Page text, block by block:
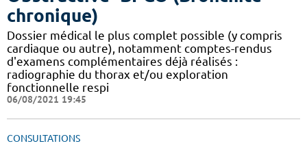
chronique)
Dossier médical le plus complet possible (y compris
cardiaque ou autre), notamment comptes-rendus
d'examens complémentaires déjà réalisés :
radiographie du thorax et/ou exploration
fonctionnelle respi
06/08/2021 19:45
CONSULTATIONS